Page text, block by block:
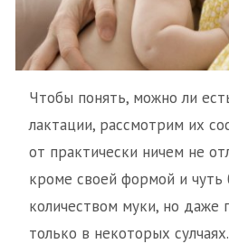
Чтобы понять, можно ли
лактации, рассмотрим их
от практически ничем не
кроме своей формой и
количеством муки, но даже
только в некоторых